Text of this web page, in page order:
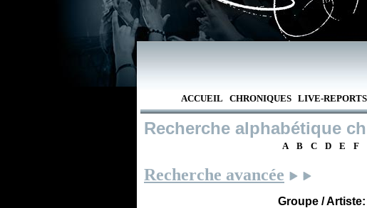
ACCUEIL CHRONIQUES LIVE-REPORTS
Recherche alphabétique
A B C D E F
Recherche avancée
Groupe / Artiste: